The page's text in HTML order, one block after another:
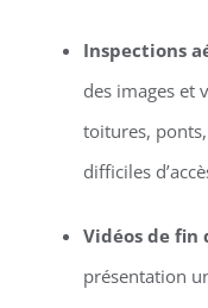
Inspections
des images et
toitures,
difficiles
Vidéos de fin
présentation